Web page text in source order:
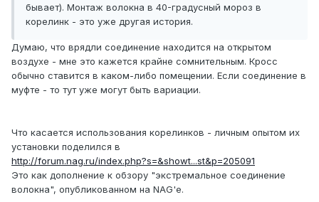
бывает). Монтаж волокна в 40-градусный мороз в
корелинк - это уже другая история.
Думаю, что врядли соединение находится на открытом
воздухе - мне это кажется крайне сомнительным. Кросс
обычно ставится в каком-либо помещении. Если соединение в
муфте - то тут уже могут быть вариации.
Что касается использования корелинков - личным опытом их
установки поделился в
http://forum.nag.ru/index.php?s=&showt...st&p=205091
Это как дополнение к обзору "экстремальное соединение
волокна", опубликованном на NAG'е.